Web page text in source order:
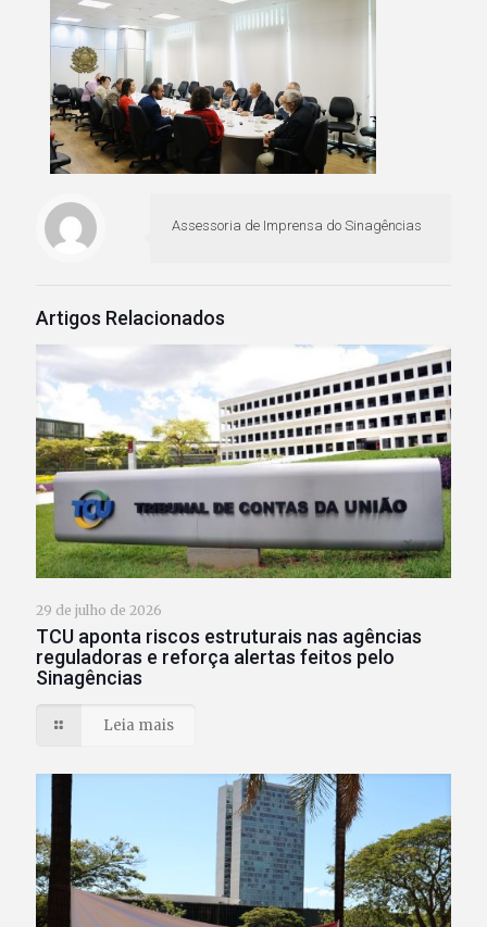
Assessoria de Imprensa do Sinagências
Artigos Relacionados
29 de julho de 2026
TCU aponta riscos estruturais nas agências
reguladoras e reforça alertas feitos pelo
Sinagências
Leia mais